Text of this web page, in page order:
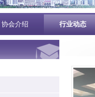
协会介绍 行业动态